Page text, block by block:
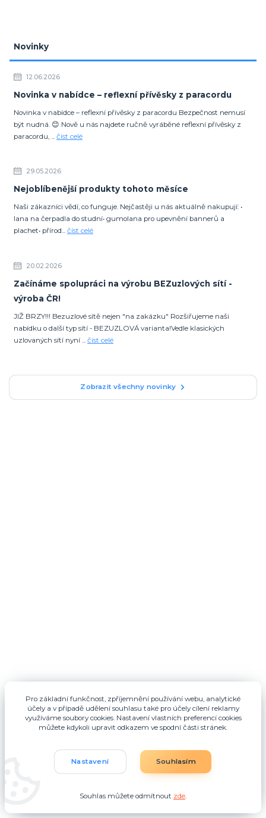
Novinky
12.06.2026
Novinka v nabídce – reflexní přívěsky z paracordu
Novinka v nabídce – reflexní přívěsky z paracordu Bezpečnost nemusí
být nudná. 😊 Nově u nás najdete ručně vyráběné reflexní přívěsky z
paracordu, ... číst celé
29.05.2026
Nejoblíbenější produkty tohoto měsíce
Naši zákazníci vědí, co funguje. Nejčastěji u nás aktuálně nakupují: •
lana na čerpadla do studní• gumolana pro upevnění bannerů a
plachet• přírod... číst celé
20.02.2026
Začínáme spolupráci na výrobu BEZuzlových sítí -
výroba ČR!
JIŽ BRZY!!! Bezuzlové sítě nejen "na zakázku" Rozšiřujeme naši
nabídku o další typ sítí - BEZUZLOVÁ varianta!Vedle klasických
uzlovaných sítí nyní ... číst celé
Zobrazit všechny novinky
OTEVÍRACÍ DOBA OBCHODU
Pondělí – zavřeno
Úterý – Pátek: 09:00 – 16:00
Pokud Vám otevírací doba nevyhovuje, neváhejte mne
Pro základní funkčnost, zpříjemnění používání webu, analytické
účely a v případě udělení souhlasu také pro účely cílení reklamy
využíváme soubory cookies. Nastavení vlastních preferencí cookies
můžete kdykoli upravit odkazem ve spodní části stránek.
Nastavení Souhlasím
Souhlas můžete odmítnout zde.